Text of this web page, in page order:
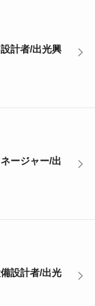
計者/出光興
ージャー/出
設計者/出光